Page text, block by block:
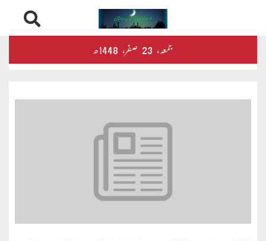
to
جمعہ‬‮، 23 صفر‬،
محمود
بخارِدل